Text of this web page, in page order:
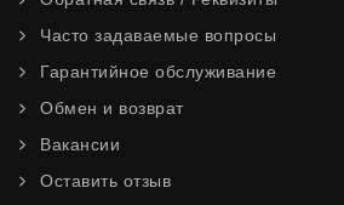
Часто задаваемые вопросы
Гарантийное обслуживание
Обмен и возврат
Вакансии
Оставить отзыв